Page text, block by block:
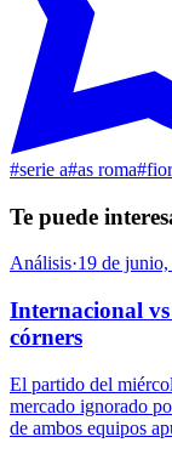
#serie a#as roma#
Te puede
Análisis·19 de
Internacional
córners
El partido del
mercado ignorado
de ambos equipos